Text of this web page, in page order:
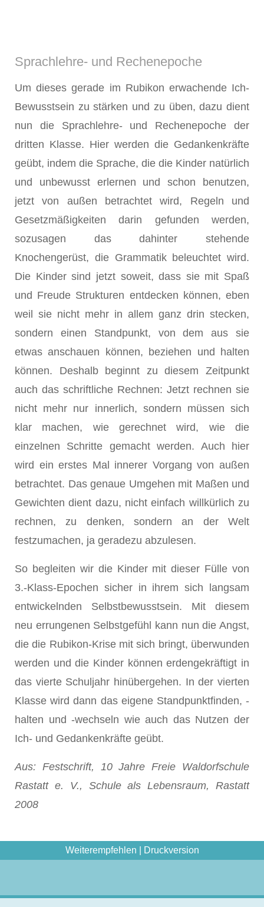
Sprachlehre- und Rechenepoche
Um dieses gerade im Rubikon erwachende Ich-
Bewusstsein zu stärken und zu üben, dazu dient
nun die Sprachlehre- und Rechenepoche der
dritten Klasse. Hier werden die Gedankenkräfte
geübt, indem die Sprache, die die Kinder natürlich
und unbewusst erlernen und schon benutzen,
jetzt von außen betrachtet wird, Regeln und
Gesetzmäßigkeiten darin gefunden werden,
sozusagen das dahinter stehende
Knochengerüst, die Grammatik beleuchtet wird.
Die Kinder sind jetzt soweit, dass sie mit Spaß
und Freude Strukturen entdecken können, eben
weil sie nicht mehr in allem ganz drin stecken,
sondern einen Standpunkt, von dem aus sie
etwas anschauen können, beziehen und halten
können. Deshalb beginnt zu diesem Zeitpunkt
auch das schriftliche Rechnen: Jetzt rechnen sie
nicht mehr nur innerlich, sondern müssen sich
klar machen, wie gerechnet wird, wie die
einzelnen Schritte gemacht werden. Auch hier
wird ein erstes Mal innerer Vorgang von außen
betrachtet. Das genaue Umgehen mit Maßen und
Gewichten dient dazu, nicht einfach willkürlich zu
rechnen, zu denken, sondern an der Welt
festzumachen, ja geradezu abzulesen.
So begleiten wir die Kinder mit dieser Fülle von
3.-Klass-Epochen sicher in ihrem sich langsam
entwickelnden Selbstbewusstsein. Mit diesem
neu errungenen Selbstgefühl kann nun die Angst,
die die Rubikon-Krise mit sich bringt, überwunden
werden und die Kinder können erdengekräftigt in
das vierte Schuljahr hinübergehen. In der vierten
Klasse wird dann das eigene Standpunktfinden, -
halten und -wechseln wie auch das Nutzen der
Ich- und Gedankenkräfte geübt.
Aus: Festschrift, 10 Jahre Freie Waldorfschule
Rastatt e. V., Schule als Lebensraum, Rastatt
2008
Weiterempfehlen Druckversion